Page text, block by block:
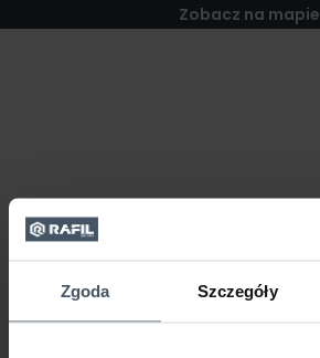
Zgoda Szczegóły
Zobacz na mapie